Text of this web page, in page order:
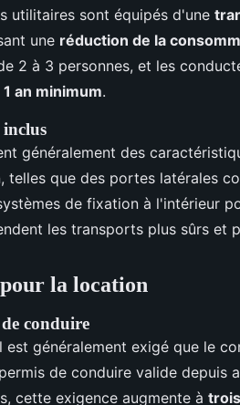
utilitaires sont équipés d'une
une réduction de la
2 à 3 personnes, et les
1 an minimum.
inclus
généralement des
que des portes latérales
de fixation à l'intérieur
les transports plus sûrs et
la location
conduire
est généralement exigé que le
de conduire valide depuis
cette exigence augmente à